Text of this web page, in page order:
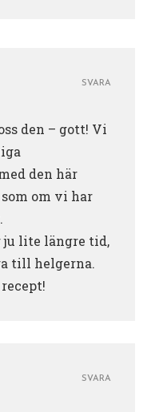
den – gott! Vi
den här
om vi har
lite längre tid,
till helgerna.
SVARA
SVARA